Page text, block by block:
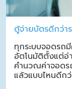
ตู้จ่ายบัตรดีกว่า
ทุกระบบจอดรถ
อัตโนมัติตั้งแต่อ่
คำนวณค่าจอดร
แล้วแบบไหนดีก